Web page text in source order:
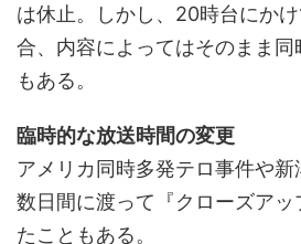
は休止。しかし、20時台にか
合、内容によってはそのまま
もある。
臨時的な放送時間の変更
アメリカ同時多発テロ事件や新
数日間に渡って『クローズア
たこともある。